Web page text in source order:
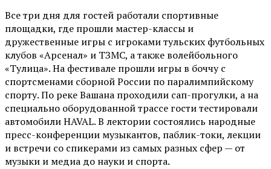
Все три дня для гостей работали спортивные
площадки, где прошли мастер-классы и
дружественные игры с игроками тульских футбольных
клубов «Арсенал» и ТЗМС, а также волейбольного
«Тулица». На фестивале прошли игры в боччу с
спортсменами сборной России по паралимпийскому
спорту. По реке Вашана проходили сап-прогулки, а на
специально оборудованной трассе гости тестировали
автомобили HAVAL. В лектории состоялись народные
пресс-конференции музыкантов, паблик-токи, лекции
и встречи со спикерами из самых разных сфер — от
музыки и медиа до науки и спорта.